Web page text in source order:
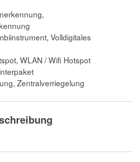
Volldigitales
WLAN / Wifi Hotspot
Zentralverriegelung